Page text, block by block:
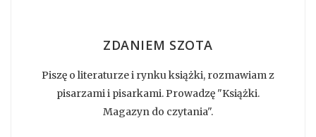
ZDANIEM SZOTA
Piszę o literaturze i rynku książki, rozmawiam z
pisarzami i pisarkami. Prowadzę "Książki.
Magazyn do czytania".